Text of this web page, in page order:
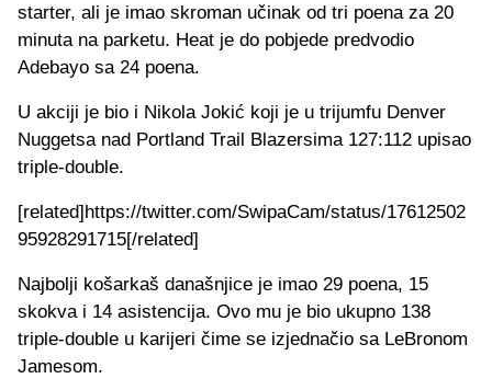
starter, ali je imao skroman učinak od tri poena za 20
minuta na parketu. Heat je do pobjede predvodio
Adebayo sa 24 poena.
U akciji je bio i Nikola Jokić koji je u trijumfu Denver
Nuggetsa nad Portland Trail Blazersima 127:112 upisao
triple-double.
[related]https://twitter.com/SwipaCam/status/17612502
95928291715[/related]
Najbolji košarkaš današnjice je imao 29 poena, 15
skokva i 14 asistencija. Ovo mu je bio ukupno 138
triple-double u karijeri čime se izjednačio sa LeBronom
Jamesom.